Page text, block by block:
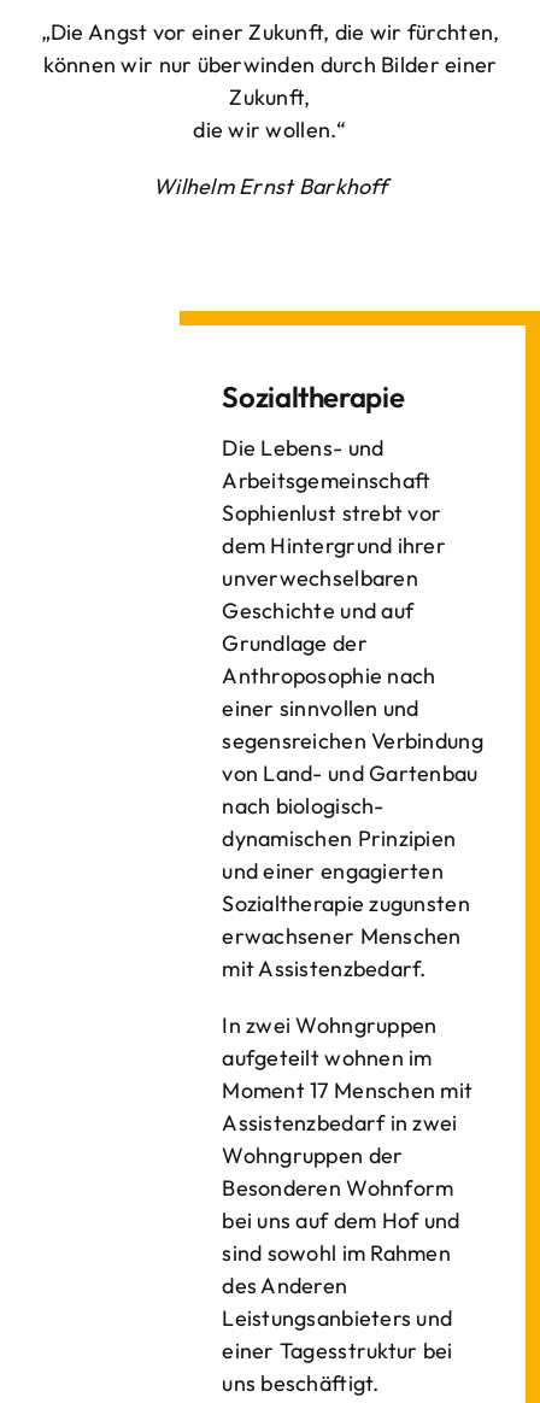
„Die Angst vor einer Zukunft, die wir fürchten,
können wir nur überwinden durch Bilder einer
Zukunft,
die wir wollen.“
Wilhelm Ernst Barkhoff
Sozialtherapie
Die Lebens- und
Arbeitsgemeinschaft
Sophienlust strebt vor
dem Hintergrund ihrer
unverwechselbaren
Geschichte und auf
Grundlage der
Anthroposophie nach
einer sinnvollen und
segensreichen Verbindung
von Land- und Gartenbau
nach biologisch-
dynamischen Prinzipien
und einer engagierten
Sozialtherapie zugunsten
erwachsener Menschen
mit Assistenzbedarf.
In zwei Wohngruppen
aufgeteilt wohnen im
Moment 17 Menschen mit
Assistenzbedarf in zwei
Wohngruppen der
Besonderen Wohnform
bei uns auf dem Hof und
sind sowohl im Rahmen
des Anderen
Leistungsanbieters und
einer Tagesstruktur bei
uns beschäftigt.